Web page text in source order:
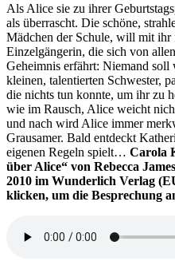
Als Alice sie zu ihrer
als überrascht. Die schöne,
Mädchen der Schule, will mit ihr
Einzelgängerin, die sich von
Geheimnis erfährt: Niemand soll
kleinen, talentierten Schwester,
die nichts tun konnte, um ihr zu
wie im Rausch, Alice weicht
und nach wird Alice immer
Grausamer. Bald entdeckt
eigenen Regeln spielt… Carola
über Alice“ von Rebecca
2010 im Wunderlich Verlag
klicken, um die Besprechung